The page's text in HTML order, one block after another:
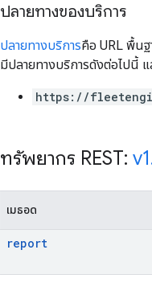
ปลายทางของบริการ
ปลายทางบริการคือ URL พื้นฐ
มีปลายทางบริการดังต่อไปนี้
https://
ทรัพยากร REST: v1
เมธอด
report